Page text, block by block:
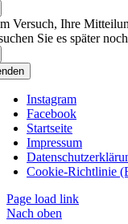
Versuch, Ihre
Sie es später
Instagram
Facebook
Startseite
Impressum
Cookie-Richtlinie
Page load link
Nach oben